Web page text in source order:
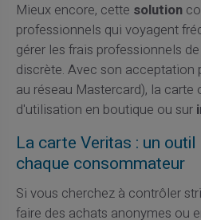
Mieux encore, cette solution
professionnels qui voyagent
gérer les frais professionnels
discrète. Avec son acceptation
au réseau Mastercard), la
d'utilisation en boutique ou sur
La carte Veritas : un
chaque consommateur
Si vous cherchez à contrôler
faire des achats anonymes ou